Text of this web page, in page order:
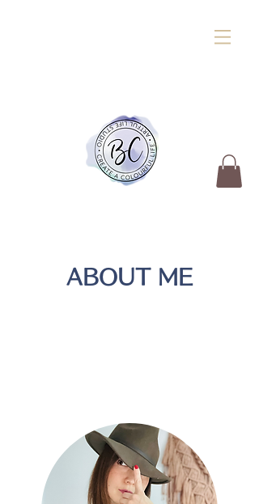
ABOUT ME